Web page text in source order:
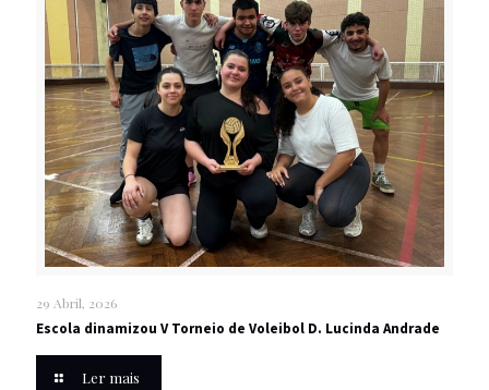
29 Abril, 2026
Escola dinamizou V Torneio de Voleibol D. Lucinda Andrade
Ler mais